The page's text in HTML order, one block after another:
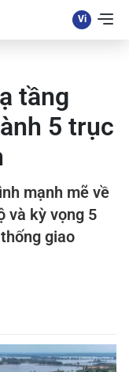
tầng
5 trục
mạnh mẽ về
và kỳ vọng 5
giao